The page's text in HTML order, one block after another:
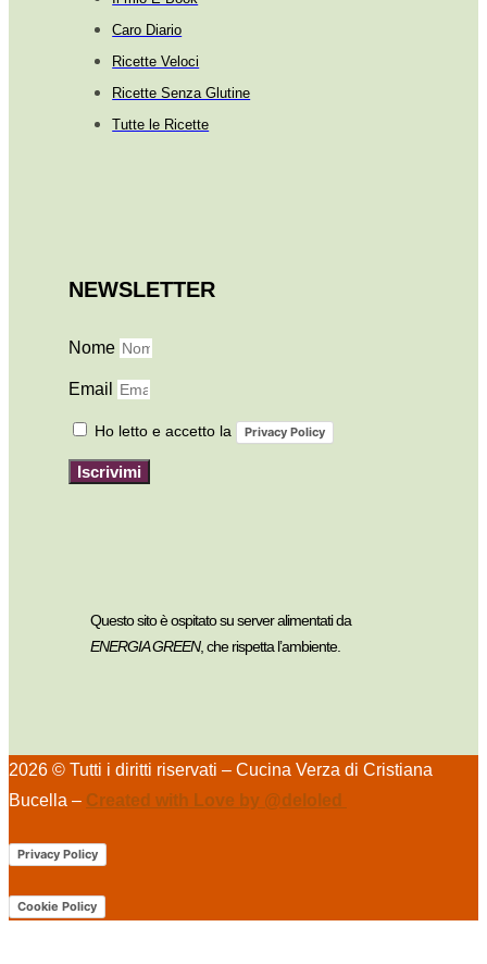
Caro Diario
Ricette Veloci
Ricette Senza Glutine
Tutte le Ricette
NEWSLETTER
Nome
Email
Ho letto e accetto la Privacy Policy
Iscrivimi
Questo sito è ospitato su server alimentati da
ENERGIA GREEN, che rispetta l’ambiente.
2026 © Tutti i diritti riservati – Cucina Verza di Cristiana
Bucella – Created with Love by @deloled
Privacy Policy
Cookie Policy